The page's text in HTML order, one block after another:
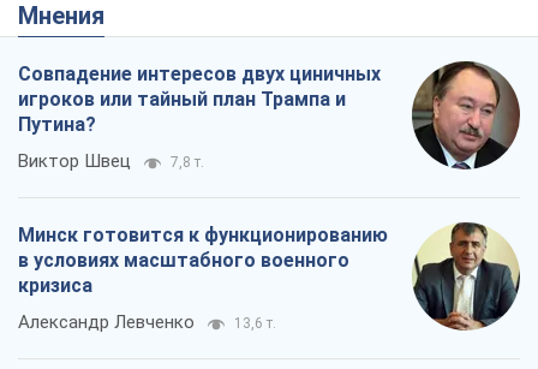
Мнения
Совпадение интересов двух циничных
игроков или тайный план Трампа и
Путина?
Виктор Швец 7,8 т.
Минск готовится к функционированию
в условиях масштабного военного
кризиса
Александр Левченко 13,6 т.